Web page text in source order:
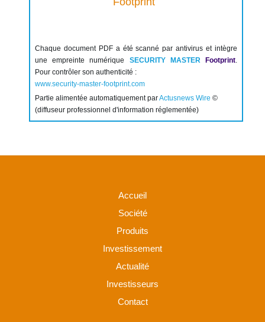
Chaque document PDF a été scanné par antivirus et intègre
une empreinte numérique SECURITY MASTERFootprint.
Pour contrôler son authenticité :
www.security-master-footprint.com
Partie alimentée automatiquement parActusnews Wire ©
(diffuseur professionnel d'information réglementée)
Accueil
Société
Produits
Investissement
Actualité
Investisseurs
Contact